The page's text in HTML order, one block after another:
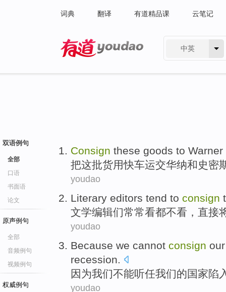
词典 翻译 有道精品课 云笔记
中英
双语例句
全部
口语
书面语
论文
原声例句
全部
音频例句
视频例句
权威例句
Consign these goods to Warner
把这批货用快车运交华纳和 史密
youdao
Literary editors tend to consign
文学编辑们常常看都不看， 直接
youdao
Because we cannot consign our
recession
因为我们不能听任我们的国家陷
youdao